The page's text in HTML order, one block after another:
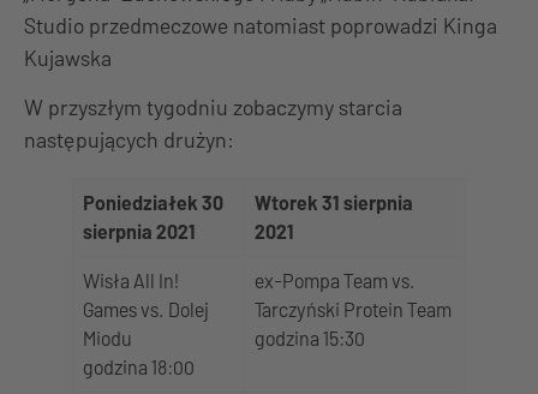
Studio przedmeczowe natomiast poprowadzi Kinga
Kujawska
W przyszłym tygodniu zobaczymy starcia
następujących drużyn:
Poniedziałek 30
sierpnia 2021
Wtorek 31 sierpnia
2021
Wisła All In!
Games vs. Dolej
Miodu
godzina 18:00
ex-Pompa Team vs.
Tarczyński Protein Team
godzina 15:30